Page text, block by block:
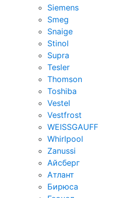
Siemens
Smeg
Snaige
Stinol
Supra
Tesler
Thomson
Toshiba
Vestel
Vestfrost
WEISSGAUFF
Whirlpool
Zanussi
Айсберг
Атлант
Бирюса